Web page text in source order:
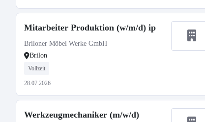
Mitarbeiter Produktion (w/m/d) ip
Briloner Möbel Werke GmbH
Brilon
Vollzeit
28.07.2026
Werkzeugmechaniker (m/w/d)